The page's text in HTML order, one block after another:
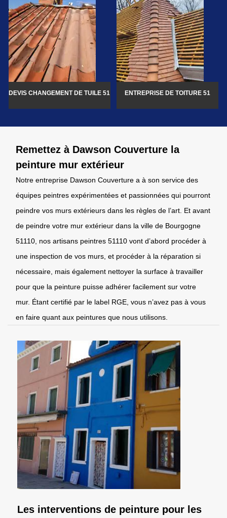
DEVIS CHANGEMENT DE TUILE 51 ENTREPRISE DE TOITURE 51
Remettez à Dawson Couverture la
peinture mur extérieur
Notre entreprise Dawson Couverture a à son service des
équipes peintres expérimentées et passionnées qui pourront
peindre vos murs extérieurs dans les règles de l’art. Et avant
de peindre votre mur extérieur dans la ville de Bourgogne
51110, nos artisans peintres 51110 vont d’abord procéder à
une inspection de vos murs, et procéder à la réparation si
nécessaire, mais également nettoyer la surface à travailler
pour que la peinture puisse adhérer facilement sur votre
mur. Étant certifié par le label RGE, vous n’avez pas à vous
en faire quant aux peintures que nous utilisons.
Les interventions de peinture pour les